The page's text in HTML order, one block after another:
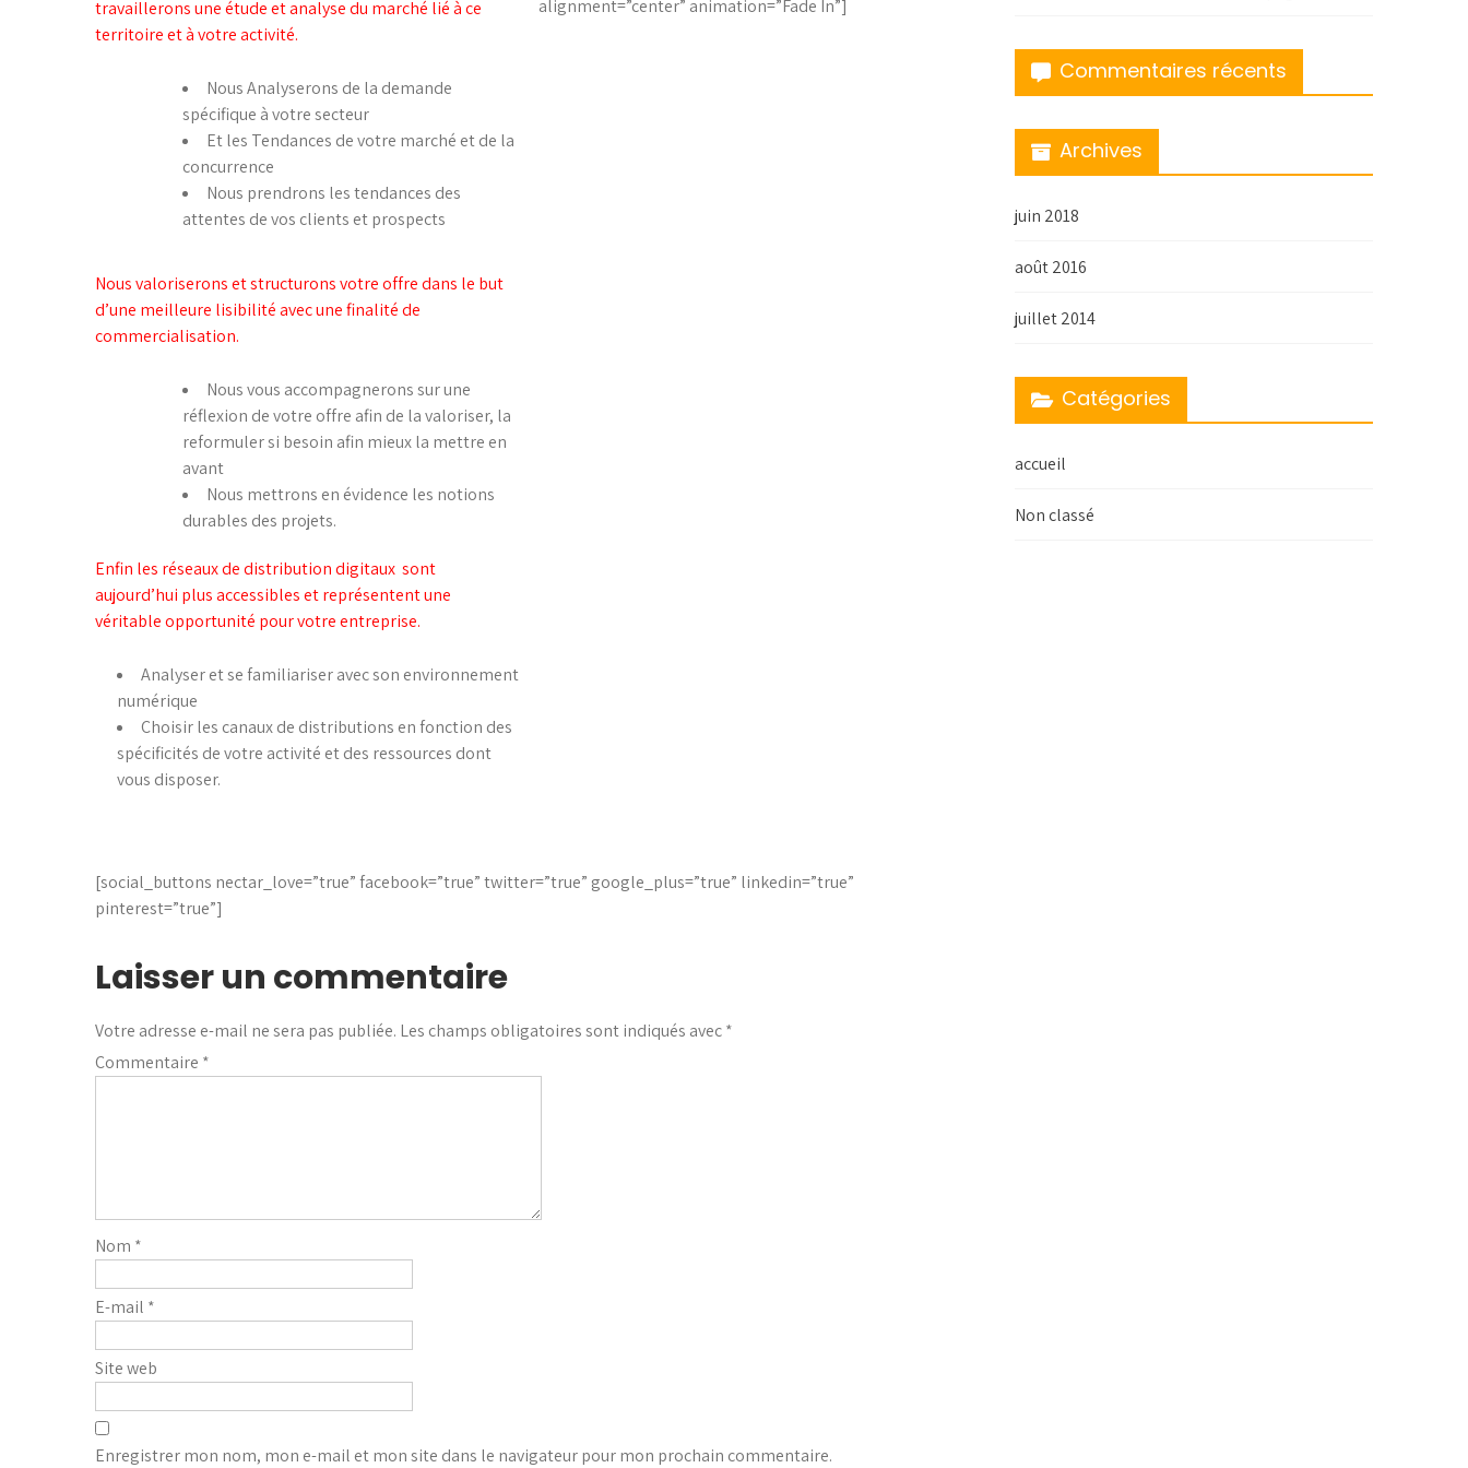
travaillerons une étude et analyse du marché lié à ce
territoire et à votre activité.
Nous Analyserons de la demande
spécifique à votre secteur
Et les Tendances de votre marché et de la
concurrence
Nous prendrons les tendances des
attentes de vos clients et prospects
Nous valoriserons et structurons votre offre dans le but
d’une meilleure lisibilité avec une finalité de
commercialisation.
Nous vous accompagnerons sur une
réflexion de votre offre afin de la valoriser, la
reformuler si besoin afin mieux la mettre en
avant
Nous mettrons en évidence les notions
durables des projets.
Enfin les réseaux de distribution digitaux sont
aujourd’hui plus accessibles et représentent une
véritable opportunité pour votre entreprise.
Analyser et se familiariser avec son environnement
numérique
Choisir les canaux de distributions en fonction des
spécificités de votre activité et des ressources dont
vous disposer.
alignment=”center” animation=”Fade In”]
[social_buttons nectar_love=”true” facebook=”true” twitter=”true” google_plus=”true” linkedin=”true”
pinterest=”true”]
Laisser un commentaire
Votre adresse e-mail ne sera pas publiée. Les champs obligatoires sont indiqués avec*
Commentaire *
Nom *
E-mail *
Site web
Enregistrer mon nom, mon e-mail et mon site dans le navigateur pour mon prochain commentaire.
Commentaires récents
Archives
juin 2018
août 2016
juillet 2014
Catégories
accueil
Non classé